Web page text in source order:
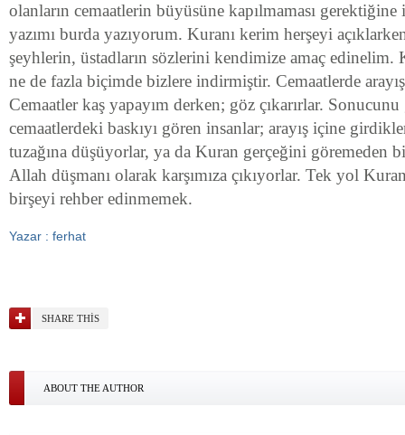
olanların cemaatlerin büyüsüne kapılmaması gerektiğine
yazımı burda yazıyorum. Kuranı kerim herşeyi
şeyhlerin, üstadların sözlerini kendimize amaç edinelim.
ne de fazla biçimde bizlere indirmiştir. Cemaatlerde
Cemaatler kaş yapayım derken; göz çıkarırlar.
cemaatlerdeki baskıyı gören insanlar; arayış içine
tuzağına düşüyorlar, ya da Kuran gerçeğini göremeden
Allah düşmanı olarak karşımıza çıkıyorlar. Tek yol
birşeyi rehber edinmemek.
Yazar : ferhat
SHARE THIS
ABOUT THE AUTHOR